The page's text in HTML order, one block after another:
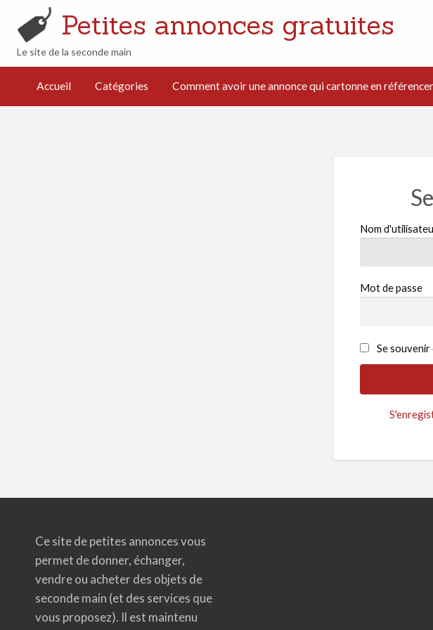
avoir
annonce
Petites annonces gratuites
Le site de la seconde main
Accueil Catégories Comment avoir une annonce qui cartonne en
Nom
Mot de passe
Se souvenir
Ce site de petites annonces vous
permet de donner, échanger,
vendre ou acheter des objets de
seconde main (et des services que
vous proposez). Il est maintenu